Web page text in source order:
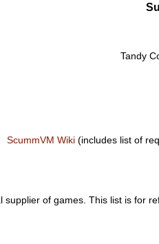
Tandy
ScummVM Wiki (includes list of
of games. This list is for